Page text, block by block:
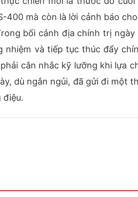
mà còn là lời cảnh báo
bối cảnh địa chính trị
và tiếp tục thúc đẩy
cân nhắc kỹ lưỡng khi lựa
dù ngắn ngủi, đã gửi đi một
điệu.